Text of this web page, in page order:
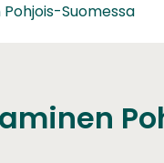
ALASIVUTSuomessa